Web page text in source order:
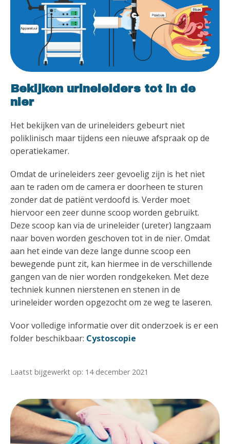
Bekijken urineleiders tot in de
nier
Het bekijken van de urineleiders gebeurt niet
poliklinisch maar tijdens een nieuwe afspraak op de
operatiekamer.
Omdat de urineleiders zeer gevoelig zijn is het niet
aan te raden om de camera er doorheen te sturen
zonder dat de patiënt verdoofd is. Verder moet
hiervoor een zeer dunne scoop worden gebruikt.
Deze scoop kan via de urineleider (ureter) langzaam
naar boven worden geschoven tot in de nier. Omdat
aan het einde van deze lange dunne scoop een
bewegende punt zit, kan hiermee in de verschillende
gangen van de nier worden rondgekeken. Met deze
techniek kunnen nierstenen en stenen in de
urineleider worden opgezocht om ze weg te laseren.
Voor volledige informatie over dit onderzoek is er een
folder beschikbaar: Cystoscopie
Laatst bijgewerkt op: 14 december 2021